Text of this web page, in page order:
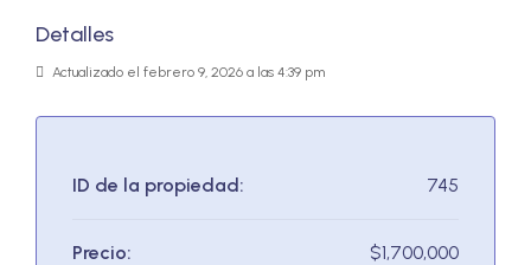
Detalles
Actualizado el febrero 9, 2026 a las 4:39 pm
ID de la propiedad: 745
Precio: $1,700,000